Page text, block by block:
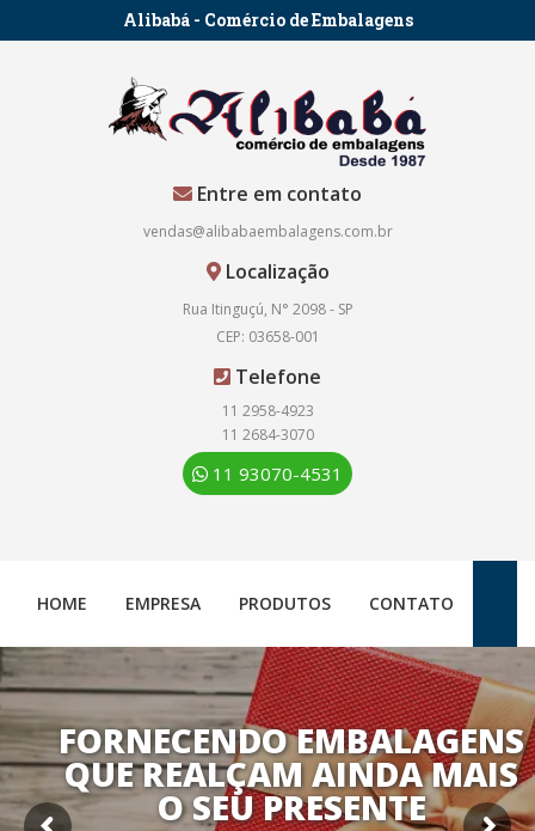
Alibabá - Comércio de Embalagens
Entre em contato
vendas@alibabaembalagens.com.br
Localização
Rua Itinguçú, N° 2098 - SP
CEP: 03658-001
Telefone
11 2958-4923
11 2684-3070
11 93070-4531
HOME EMPRESA PRODUTOS CONTATO
FORNECENDO EMBALAGENS
QUE REALÇAM AINDA MAIS
O SEU PRESENTE